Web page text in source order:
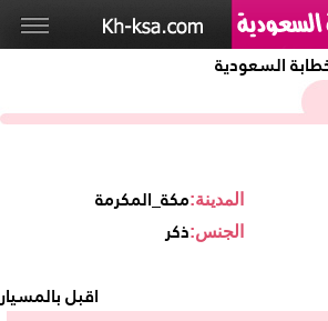
السعودية
مكة_المكرمةالمدينة:
ذكرالجنس:
اقبل بالمسيار